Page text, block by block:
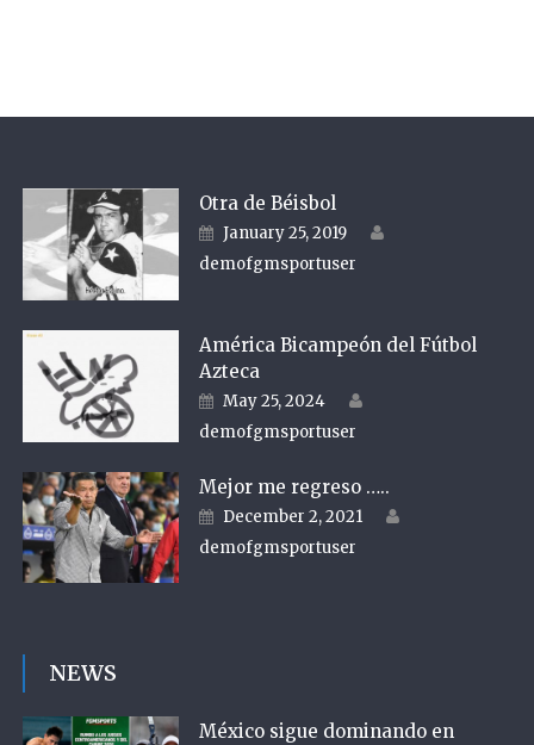
Otra de Béisbol
Posted on
January 25, 2019
demofgmsportuser
América Bicampeón del Fútbol
Azteca
Posted on
May 25, 2024
demofgmsportuser
Mejor me regreso …..
Posted on
December 2, 2021
demofgmsportuser
NEWS
México sigue dominando en